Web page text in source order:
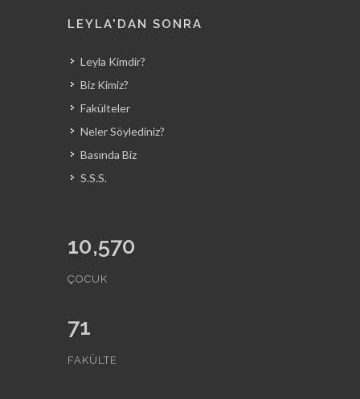
LEYLA'DAN SONRA
Leyla Kimdir?
Biz Kimiz?
Fakülteler
Neler Söylediniz?
Basında Biz
S.S.S.
10,570
ÇOCUK
71
FAKÜLTE